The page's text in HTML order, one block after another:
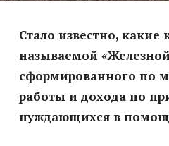
Стало известно, какие
называемой
сформированного по
работы и дохода по
нуждающихся в